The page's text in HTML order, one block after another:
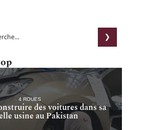
4 ROUES
des voitures dans sa
usine au Pakistan